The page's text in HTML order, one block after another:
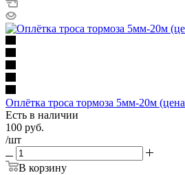
Оплётка троса тормоза 5мм-20м
Есть в наличии
100 руб.
/шт
В корзину